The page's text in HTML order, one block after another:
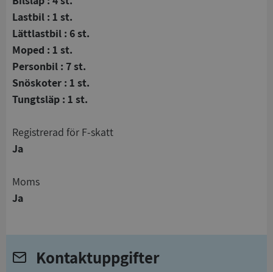
Lastbil : 1 st.
Lättlastbil : 6 st.
Moped : 1 st.
Personbil : 7 st.
Snöskoter : 1 st.
Tungtsläp : 1 st.
registrerad för F-skatt
Ja
Moms
Ja
Kontaktuppgifter